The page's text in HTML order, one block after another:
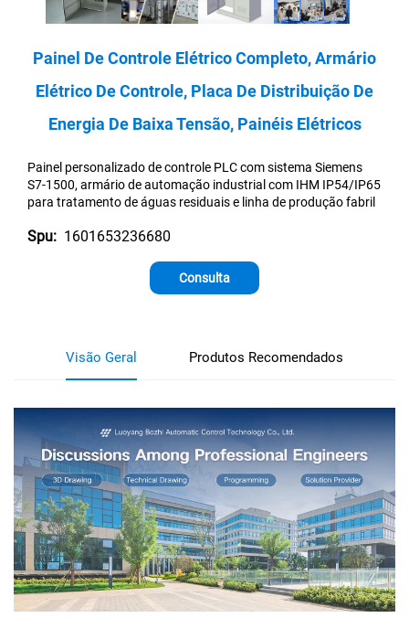
Painel De Controle Elétrico Completo, Armário
Elétrico De Controle, Placa De Distribuição De
Energia De Baixa Tensão, Painéis Elétricos
Painel personalizado de controle PLC com sistema Siemens
S7-1500, armário de automação industrial com IHM IP54/IP65
para tratamento de águas residuais e linha de produção fabril
Spu: 1601653236680
Consulta
Visão Geral Produtos Recomendados